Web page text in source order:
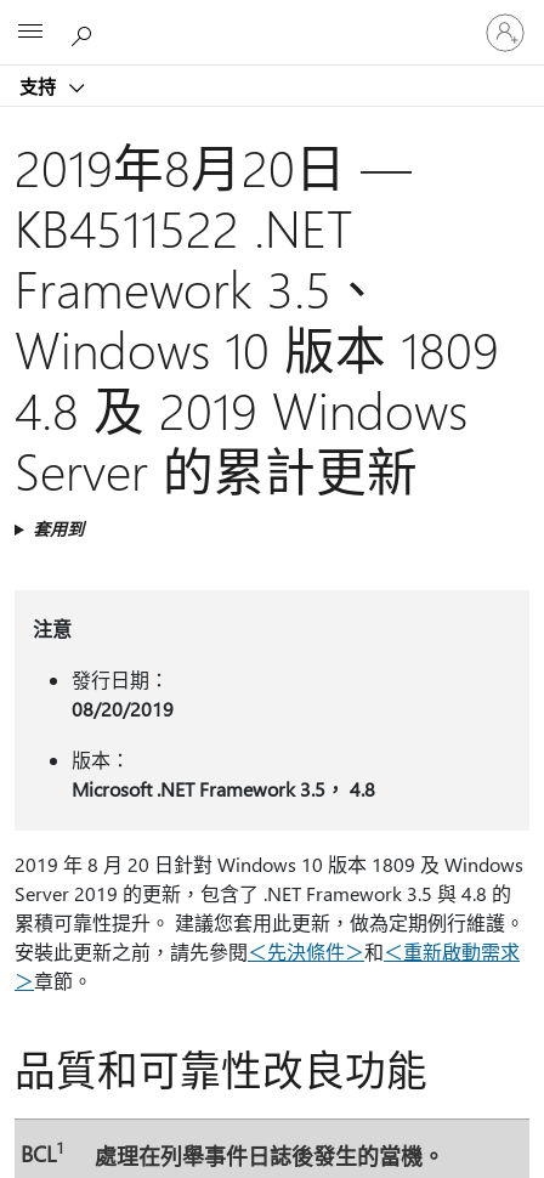
支持
登
入
您
2019年8月20日 —
KB4511522 .NET
Framework 3.5、
Windows 10 版本 1809
4.8 及 2019 Windows
Server 的累計更新
套用到
注意
發行日期：
08/20/2019
版本：
Microsoft .NET Framework 3.5， 4.8
2019 年 8 月 20 日針對 Windows 10 版本 1809 及 Windows
Server 2019 的更新，包含了 .NET Framework 3.5 與 4.8 的
累積可靠性提升。 建議您套用此更新，做為定期例行維護。
安裝此更新之前，請先參閱＜先決條件＞和＜重新啟動需求
＞章節。
品質和可靠性改良功能
BCL1 處理在列舉事件日誌後發生的當機。